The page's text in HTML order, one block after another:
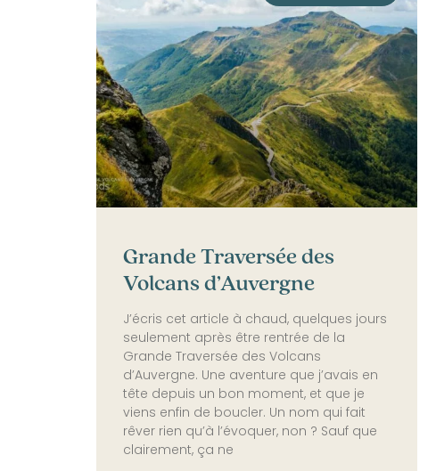
Grande Traversée des
Volcans d’Auvergne
J’écris cet article à chaud, quelques jours
seulement après être rentrée de la
Grande Traversée des Volcans
d’Auvergne. Une aventure que j’avais en
tête depuis un bon moment, et que je
viens enfin de boucler. Un nom qui fait
rêver rien qu’à l’évoquer, non ? Sauf que
clairement, ça ne